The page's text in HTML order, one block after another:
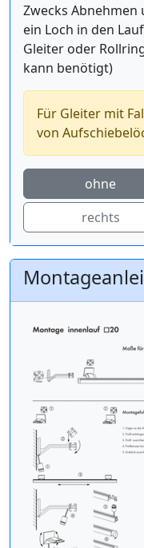
Zwecks
ein Loch in den
Gleiter oder
kann benötigt)
Für Gleiter mit
von
ohne
rechts